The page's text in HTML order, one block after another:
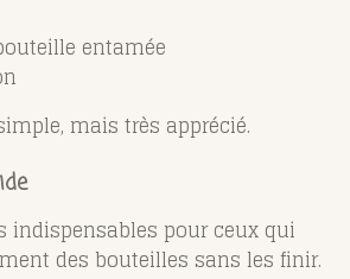
entamée
mais très apprécié.
indispensables pour ceux qui
des bouteilles sans les finir.